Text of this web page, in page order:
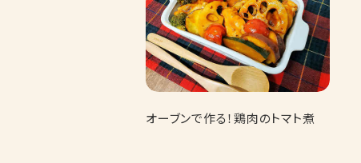
オーブンで作る！鶏肉のトマト煮